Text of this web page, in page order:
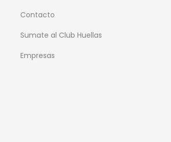
Contacto
Sumate al Club Huellas
Empresas